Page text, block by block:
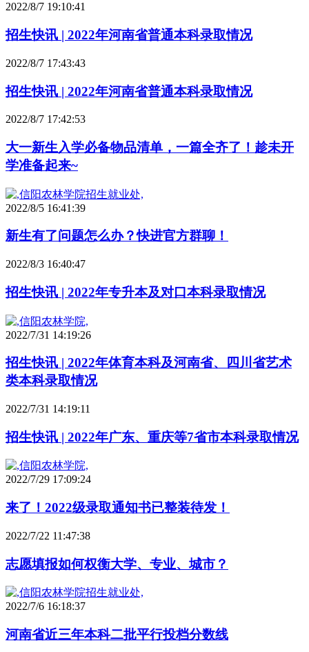
2022/8/7 19:10:41
招生快讯 | 2022年河南省普通本科录取情况
2022/8/7 17:43:43
招生快讯 | 2022年河南省普通本科录取情况
2022/8/7 17:42:53
大一新生入学必备物品清单，一篇全齐了！趁未开
学准备起来~
2022/8/5 16:41:39
新生有了问题怎么办？快进官方群聊！
2022/8/3 16:40:47
招生快讯 | 2022年专升本及对口本科录取情况
2022/7/31 14:19:26
招生快讯 | 2022年体育本科及河南省、四川省艺术
类本科录取情况
2022/7/31 14:19:11
招生快讯 | 2022年广东、重庆等7省市本科录取情况
2022/7/29 17:09:24
来了！2022级录取通知书已整装待发！
2022/7/22 11:47:38
志愿填报如何权衡大学、专业、城市？
2022/7/6 16:18:37
河南省近三年本科二批平行投档分数线